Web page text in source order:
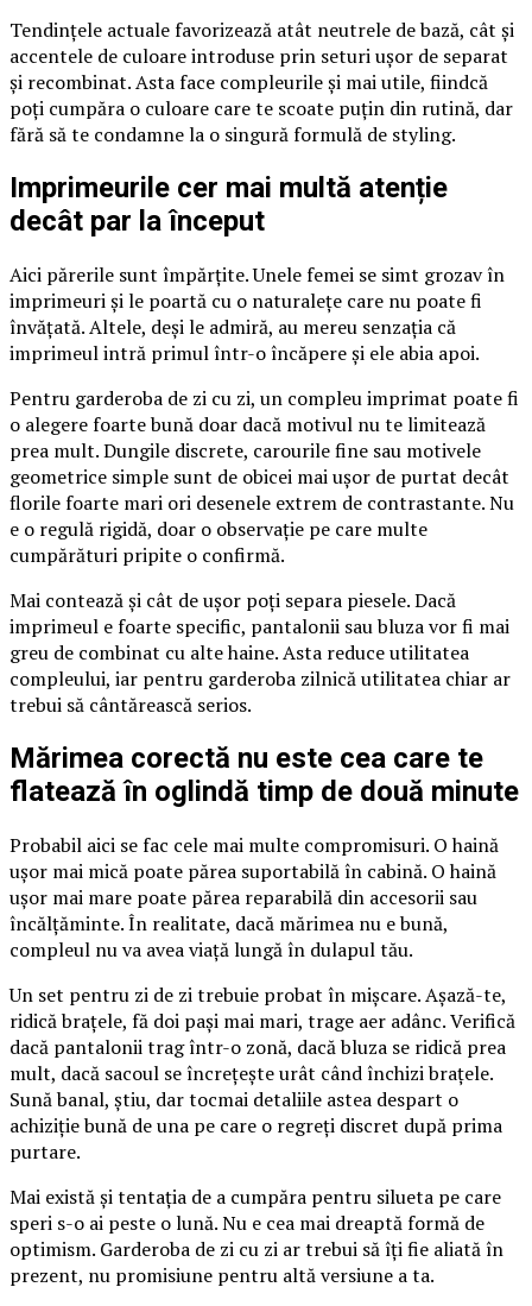
Tendințele actuale favorizează atât neutrele de bază, cât și
accentele de culoare introduse prin seturi ușor de separat
și recombinat. Asta face compleurile și mai utile, fiindcă
poți cumpăra o culoare care te scoate puțin din rutină, dar
fără să te condamne la o singură formulă de styling.
Imprimeurile cer mai multă atenție
decât par la început
Aici părerile sunt împărțite. Unele femei se simt grozav în
imprimeuri și le poartă cu o naturalețe care nu poate fi
învățată. Altele, deși le admiră, au mereu senzația că
imprimeul intră primul într-o încăpere și ele abia apoi.
Pentru garderoba de zi cu zi, un compleu imprimat poate fi
o alegere foarte bună doar dacă motivul nu te limitează
prea mult. Dungile discrete, carourile fine sau motivele
geometrice simple sunt de obicei mai ușor de purtat decât
florile foarte mari ori desenele extrem de contrastante. Nu
e o regulă rigidă, doar o observație pe care multe
cumpărături pripite o confirmă.
Mai contează și cât de ușor poți separa piesele. Dacă
imprimeul e foarte specific, pantalonii sau bluza vor fi mai
greu de combinat cu alte haine. Asta reduce utilitatea
compleului, iar pentru garderoba zilnică utilitatea chiar ar
trebui să cântărească serios.
Mărimea corectă nu este cea care te
flatează în oglindă timp de două minute
Probabil aici se fac cele mai multe compromisuri. O haină
ușor mai mică poate părea suportabilă în cabină. O haină
ușor mai mare poate părea reparabilă din accesorii sau
încălțăminte. În realitate, dacă mărimea nu e bună,
compleul nu va avea viață lungă în dulapul tău.
Un set pentru zi de zi trebuie probat în mișcare. Așază-te,
ridică brațele, fă doi pași mai mari, trage aer adânc. Verifică
dacă pantalonii trag într-o zonă, dacă bluza se ridică prea
mult, dacă sacoul se încrețește urât când închizi brațele.
Sună banal, știu, dar tocmai detaliile astea despart o
achiziție bună de una pe care o regreți discret după prima
purtare.
Mai există și tentația de a cumpăra pentru silueta pe care
speri s-o ai peste o lună. Nu e cea mai dreaptă formă de
optimism. Garderoba de zi cu zi ar trebui să îți fie aliată în
prezent, nu promisiune pentru altă versiune a ta.